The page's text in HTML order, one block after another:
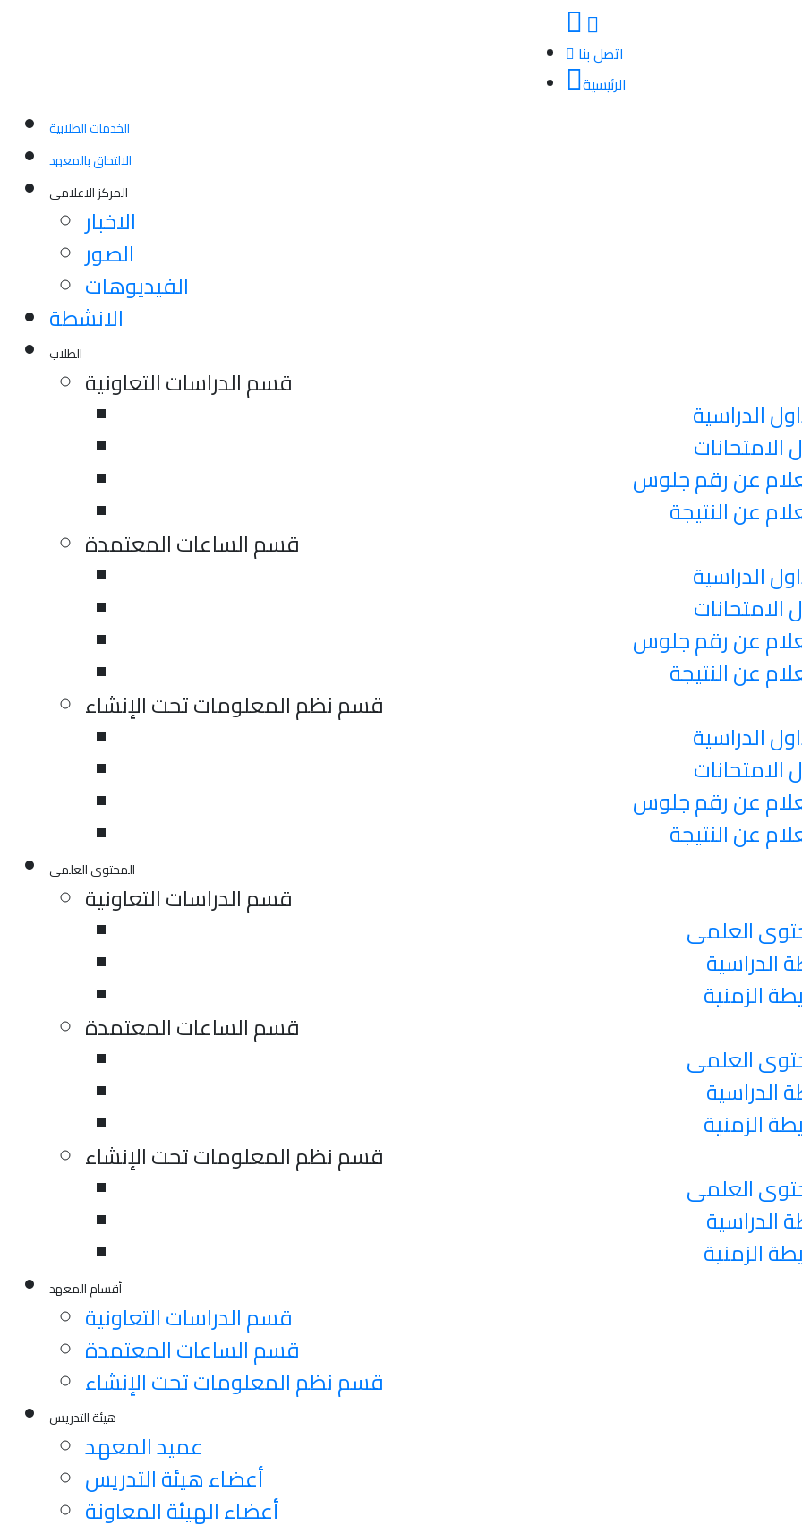
اتصل بنا
الرئيسية
الخدمات الطلابية
الالتحاق بالمعهد
المركز الاعلامى
الاخبار
الصور
الفيديوهات
الانشطة
الطلاب
قسم الدراسات التعاونية
الدراسية
الامتحانات
عن رقم جلوس
عن النتيجة
قسم الساعات المعتمدة
الدراسية
الامتحانات
عن رقم جلوس
عن النتيجة
قسم نظم المعلومات تحت الإنشاء
الدراسية
الامتحانات
عن رقم جلوس
عن النتيجة
المحتوى العلمى
قسم الدراسات التعاونية
العلمى
الدراسية
الزمنية
قسم الساعات المعتمدة
العلمى
الدراسية
الزمنية
قسم نظم المعلومات تحت الإنشاء
العلمى
الدراسية
الزمنية
أقسام المعهد
قسم الدراسات التعاونية
قسم الساعات المعتمدة
قسم نظم المعلومات تحت الإنشاء
هيئة التدريس
عميد المعهد
أعضاء هيئة التدريس
أعضاء الهيئة المعاونة